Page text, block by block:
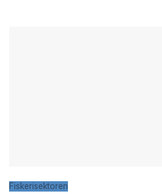
Fiskerisektoren